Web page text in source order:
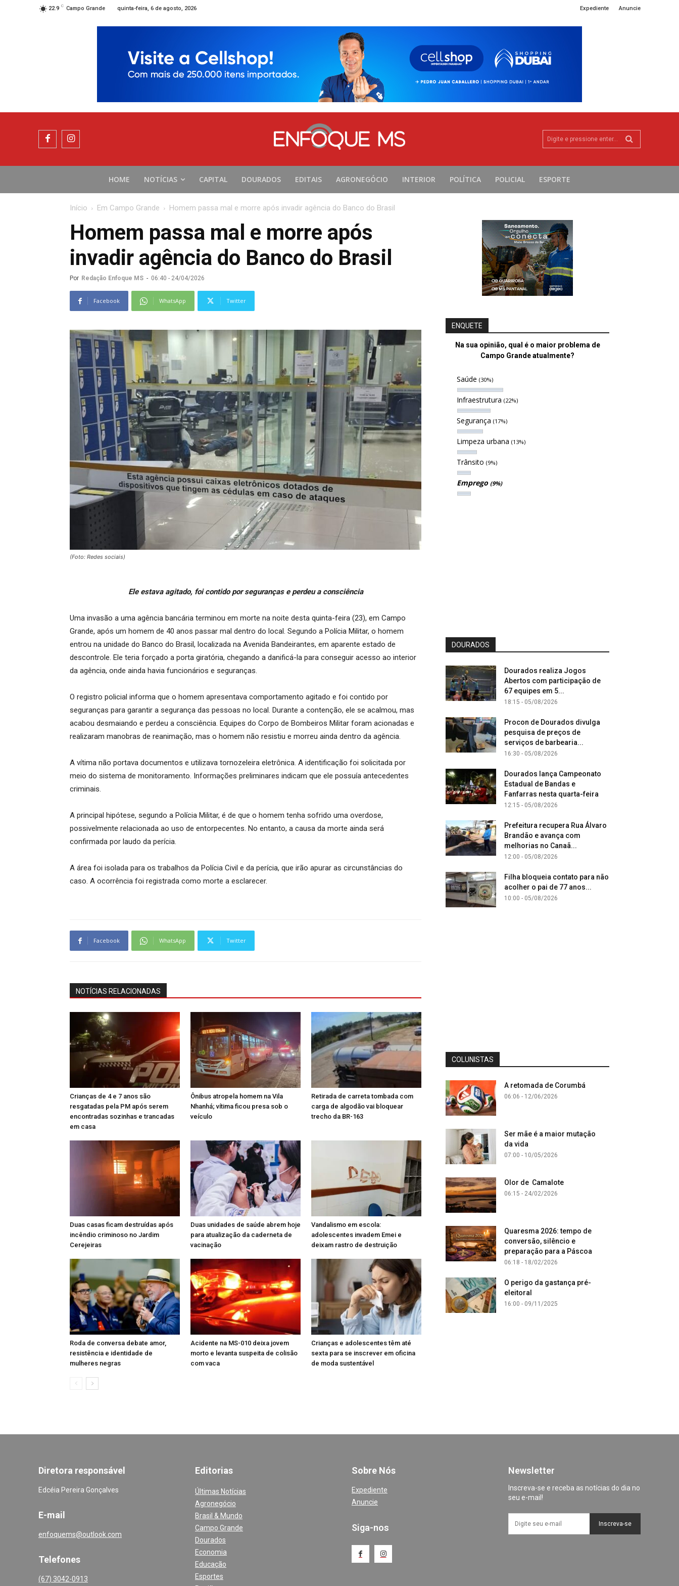
22.9 C Campo Grande quinta-feira, 6 de agosto, 2026 Expediente Anuncie
Digite e pressione enter...
HOME NOTÍCIAS CAPITAL DOURADOS EDITAIS AGRONEGÓCIO INTERIOR POLÍTICA POLICIAL ESPORTE
Início Em Campo Grande Homem passa mal e morre após invadir agência do Banco do Brasil
Homem passa mal e morre após
invadir agência do Banco do Brasil
Por Redação Enfoque MS - 06:40 - 24/04/2026
Facebook WhatsApp Twitter
(Foto: Redes sociais)
Ele estava agitado, foi contido por seguranças e perdeu a consciência
Uma invasão a uma agência bancária terminou em morte na noite desta quinta-feira (23), em Campo
Grande, após um homem de 40 anos passar mal dentro do local. Segundo a Polícia Militar, o homem
entrou na unidade do Banco do Brasil, localizada na Avenida Bandeirantes, em aparente estado de
descontrole. Ele teria forçado a porta giratória, chegando a danificá-la para conseguir acesso ao interior
da agência, onde ainda havia funcionários e seguranças.
O registro policial informa que o homem apresentava comportamento agitado e foi contido por
seguranças para garantir a segurança das pessoas no local. Durante a contenção, ele se acalmou, mas
acabou desmaiando e perdeu a consciência. Equipes do Corpo de Bombeiros Militar foram acionadas e
realizaram manobras de reanimação, mas o homem não resistiu e morreu ainda dentro da agência.
A vítima não portava documentos e utilizava tornozeleira eletrônica. A identificação foi solicitada por
meio do sistema de monitoramento. Informações preliminares indicam que ele possuía antecedentes
criminais.
A principal hipótese, segundo a Polícia Militar, é de que o homem tenha sofrido uma overdose,
possivelmente relacionada ao uso de entorpecentes. No entanto, a causa da morte ainda será
confirmada por laudo da perícia.
A área foi isolada para os trabalhos da Polícia Civil e da perícia, que irão apurar as circunstâncias do
caso. A ocorrência foi registrada como morte a esclarecer.
Facebook WhatsApp Twitter
NOTÍCIAS RELACIONADAS
Crianças de 4 e 7 anos são
resgatadas pela PM após serem
encontradas sozinhas e trancadas
em casa
Ônibus atropela homem na Vila
Nhanhá; vítima ficou presa sob o
veículo
Retirada de carreta tombada com
carga de algodão vai bloquear
trecho da BR-163
Duas casas ficam destruídas após
incêndio criminoso no Jardim
Cerejeiras
Duas unidades de saúde abrem hoje
para atualização da caderneta de
vacinação
Vandalismo em escola:
adolescentes invadem Emei e
deixam rastro de destruição
Roda de conversa debate amor,
resistência e identidade de
mulheres negras
Acidente na MS-010 deixa jovem
morto e levanta suspeita de colisão
com vaca
Crianças e adolescentes têm até
sexta para se inscrever em oficina
de moda sustentável
ENQUETE
Na sua opinião, qual é o maior problema de
Campo Grande atualmente?
Saúde (30%)
Infraestrutura (22%)
Segurança (17%)
Limpeza urbana (13%)
Trânsito (9%)
Emprego (9%)
DOURADOS
Dourados realiza Jogos
Abertos com participação de
67 equipes em 5...
18:15 - 05/08/2026
Procon de Dourados divulga
pesquisa de preços de
serviços de barbearia...
16:30 - 05/08/2026
Dourados lança Campeonato
Estadual de Bandas e
Fanfarras nesta quarta-feira
12:15 - 05/08/2026
Prefeitura recupera Rua Álvaro
Brandão e avança com
melhorias no Canaã...
12:00 - 05/08/2026
Filha bloqueia contato para não
acolher o pai de 77 anos...
10:00 - 05/08/2026
COLUNISTAS
A retomada de Corumbá
06:06 - 12/06/2026
Ser mãe é a maior mutação
da vida
07:00 - 10/05/2026
Olor de Camalote
06:15 - 24/02/2026
Quaresma 2026: tempo de
conversão, silêncio e
preparação para a Páscoa
06:18 - 18/02/2026
O perigo da gastança pré-
eleitoral
16:00 - 09/11/2025
Diretora responsável
Edcéia Pereira Gonçalves
E-mail
enfoquems@outlook.com
Telefones
(67) 3042-0913
Editorias
Últimas Notícias
Agronegócio
Brasil & Mundo
Campo Grande
Dourados
Economia
Educação
Esportes
Sobre Nós
Expediente
Anuncie
Siga-nos
Newsletter
Inscreva-se e receba as notícias do dia no
seu e-mail!
Inscreva-se